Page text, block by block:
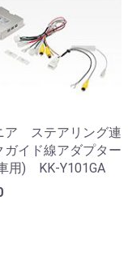
ア ステアリング連
ガイド線アダプター
用) KK-Y101GA